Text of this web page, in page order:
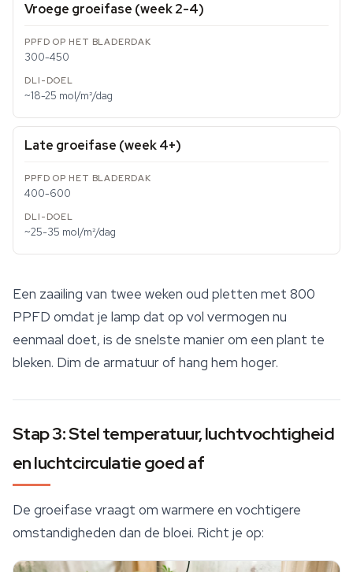
Vroege groeifase (week 2-4)
300-450
~18-25 mol/m²/dag
Late groeifase (week 4+)
400-600
~25-35 mol/m²/dag
Een zaailing van twee weken oud pletten met 800
PPFD omdat je lamp dat op vol vermogen nu
eenmaal doet, is de snelste manier om een plant te
bleken. Dim de armatuur of hang hem hoger.
Stap 3: Stel temperatuur, luchtvochtigheid
en luchtcirculatie goed af
De groeifase vraagt om warmere en vochtigere
omstandigheden dan de bloei. Richt je op: